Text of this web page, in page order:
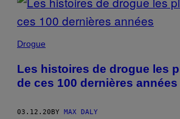
Drogue
Les histoires de drogue les
de ces 100 dernières années
03.12.20BY MAX DALY